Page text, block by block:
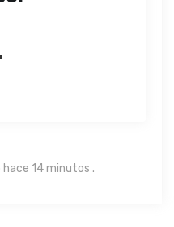
14 minutos .